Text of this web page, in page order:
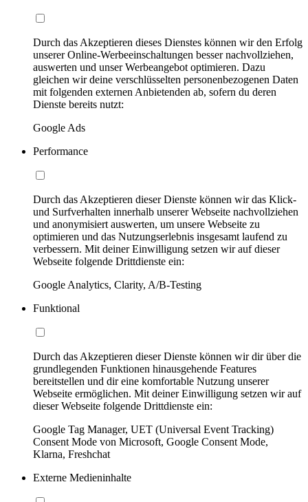
Durch das Akzeptieren dieses Dienstes können wir den Erfolg
unserer Online-Werbeeinschaltungen besser nachvollziehen,
auswerten und unser Werbeangebot optimieren. Dazu
gleichen wir deine verschlüsselten personenbezogenen Daten
mit folgenden externen Anbietenden ab, sofern du deren
Dienste bereits nutzt:
Google Ads
Performance
Durch das Akzeptieren dieser Dienste können wir das Klick-
und Surfverhalten innerhalb unserer Webseite nachvollziehen
und anonymisiert auswerten, um unsere Webseite zu
optimieren und das Nutzungserlebnis insgesamt laufend zu
verbessern. Mit deiner Einwilligung setzen wir auf dieser
Webseite folgende Drittdienste ein:
Google Analytics, Clarity, A/B-Testing
Funktional
Durch das Akzeptieren dieser Dienste können wir dir über die
grundlegenden Funktionen hinausgehende Features
bereitstellen und dir eine komfortable Nutzung unserer
Webseite ermöglichen. Mit deiner Einwilligung setzen wir auf
dieser Webseite folgende Drittdienste ein:
Google Tag Manager, UET (Universal Event Tracking)
Consent Mode von Microsoft, Google Consent Mode,
Klarna, Freshchat
Externe Medieninhalte